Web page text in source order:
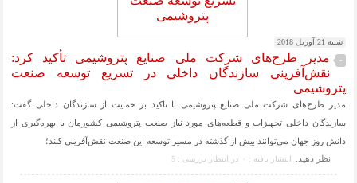
شنبه 21 آوریل 2018
-
مدیر طرح‌های شرکت ملی صنایع پتروشیمی تأکید کرد:
نقش‌آفرینی سازندگان داخلی در تسریع توسعه صنعت
پتروشیمی
مدیر طرح‌های شرکت ملی صنایع پتروشیمی با تاکید بر حمایت از سازندگان داخلی گفت:
سازندگان داخلی تجهیزات و قطعه‌های مورد نیاز صنعت پتروشیمی کشورمان با بهره‌گیری از
دانش روز جهان می‌توانند بیش از گذشته در مسیر توسعه این صنعت نقش‌آفرینی کنند؛
نظر دهيد.
انتشار یافته : ۰ در انتظار بررسی : 5